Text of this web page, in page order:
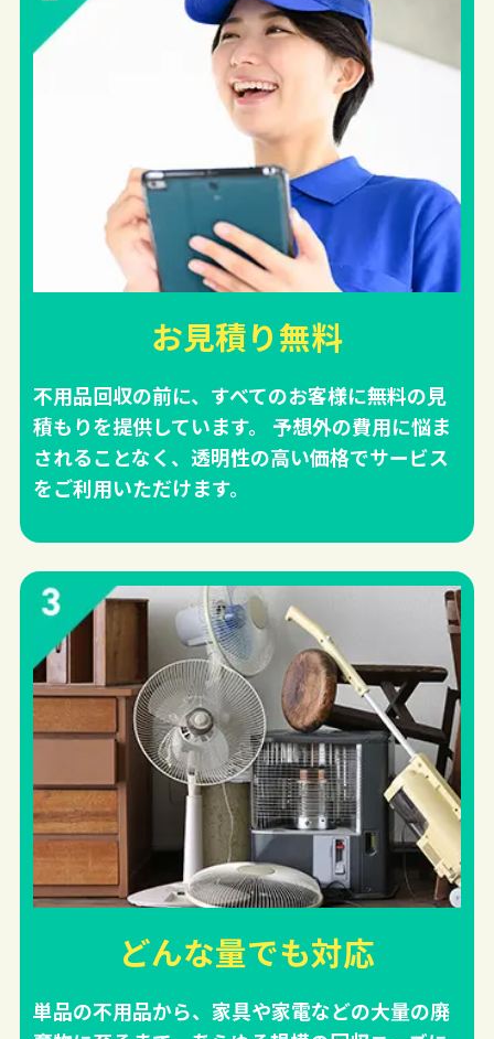
お見積り無料
不用品回収の前に、すべてのお客様に無料の見
積もりを提供しています。 予想外の費用に悩ま
されることなく、透明性の高い価格でサービス
をご利用いただけます。
どんな量でも対応
単品の不用品から、家具や家電などの大量の廃